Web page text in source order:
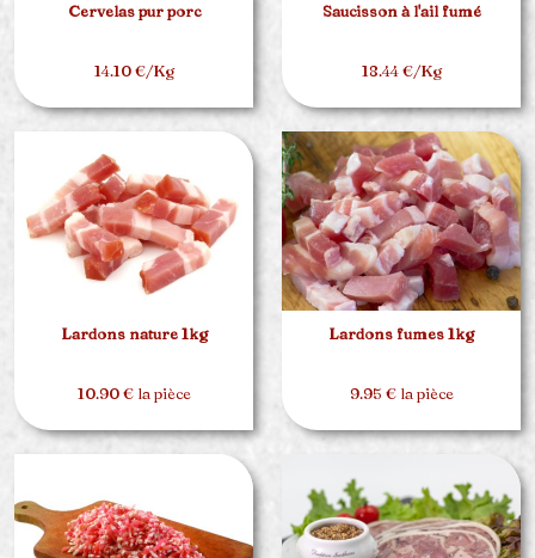
Cervelas pur porc
14.10 €/Kg
Saucisson à l'ail fumé
18.44 €/Kg
Lardons nature 1kg
10.90 € la pièce
Lardons fumes 1kg
9.95 € la pièce